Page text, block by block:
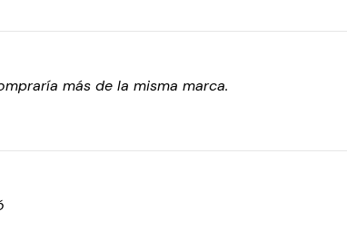
más de la misma marca.